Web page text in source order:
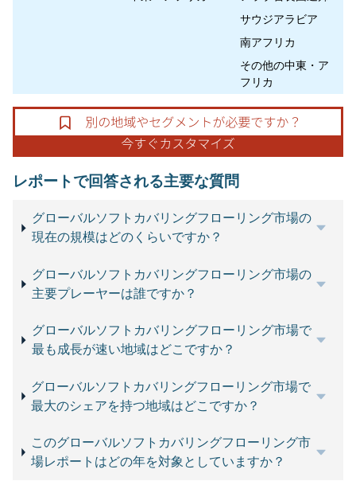
サウジアラビア
南アフリカ
その他の中東・ア
フリカ
レポートで回答される主要な質問
グローバルソフトカバリングフローリング市場の
現在の規模はどのくらいですか？
グローバルソフトカバリングフローリング市場の
主要プレーヤーは誰ですか？
グローバルソフトカバリングフローリング市場で
最も成長が速い地域はどこですか？
グローバルソフトカバリングフローリング市場で
最大のシェアを持つ地域はどこですか？
このグローバルソフトカバリングフローリング市
場レポートはどの年を対象としていますか？